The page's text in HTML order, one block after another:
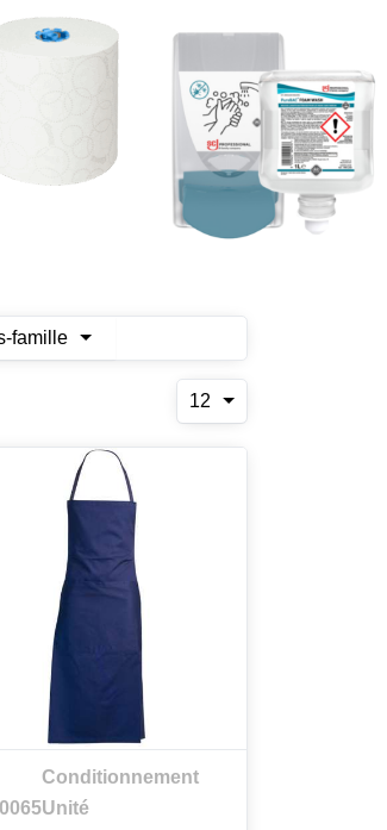
famille
12
Conditionnement
Unité